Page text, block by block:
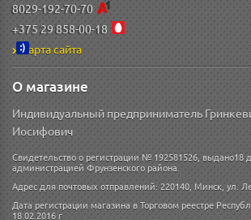
8029-192-70-70
+375 29 858-00-18
Карта сайта
О магазине
Индивидуальный предприниматель
Иосифович
Свидетельство о регистрации № 192581526, выдано18
администрацией Фрунзенского района.
Адрес для почтовых отправлений: 220140, Минск, ул.
Дата регистрации магазина в Торговом реестре
18.02.2016 г